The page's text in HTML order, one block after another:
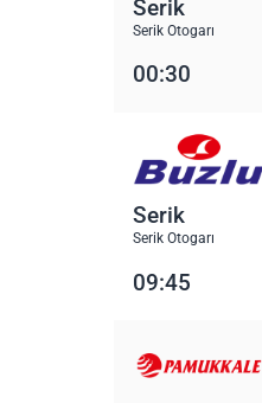
Serik
Serik Otogarı
00:30
Serik
Serik Otogarı
09:45